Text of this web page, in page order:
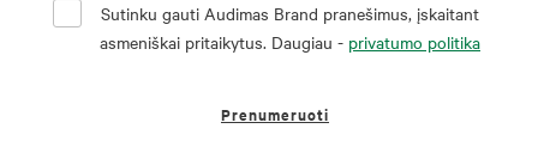
Sutinku gauti Audimas Brand pranešimus, įskaitant
asmeniškai pritaikytus. Daugiau - privatumo politika
Prenumeruoti